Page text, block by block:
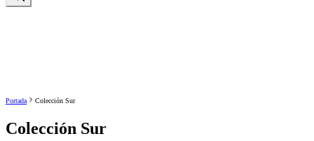
Portada Colección Sur
Colección Sur